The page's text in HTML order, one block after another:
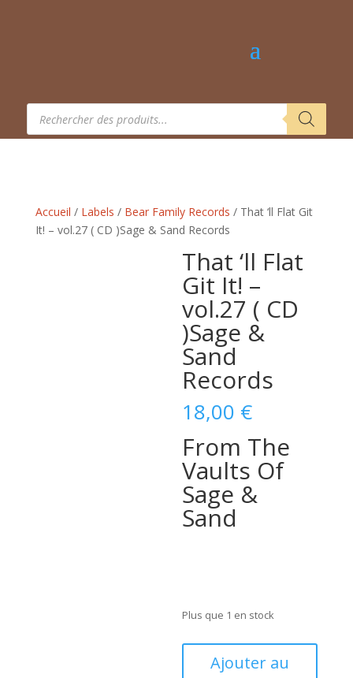
Recherche
produits
Accueil / Labels / Bear Family Records / That ‘ll Flat Git
It! – vol.27 ( CD ) Sage & Sand Records
That ‘ll Flat
Git It! –
vol.27 ( CD
) Sage &
Sand
Records
18,00 €
From The
Vaults Of
Sage &
Sand
Plus que 1 en stock
Ajouter au